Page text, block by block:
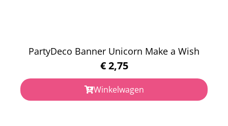
PartyDeco Banner Unicorn Make a Wish
€2,75
Winkelwagen